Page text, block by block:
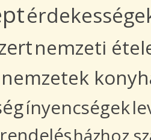
nemzeti
nemzetek
ínyencségek
házhoz